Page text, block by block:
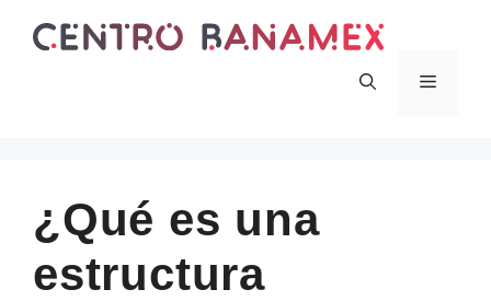
Menu
¿Qué es una
estructura